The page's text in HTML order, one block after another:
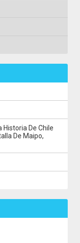
Historia De Chile
De Maipo,